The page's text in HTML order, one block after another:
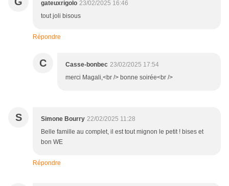
gateuxrigolo 23/02/2025 16:46
tout joli bisous
Répondre
C Casse-bonbec 23/02/2025 17:54
merci Magali,<br /> bonne soirée<br />
S Simone Bourry 22/02/2025 11:28
Belle famille au complet, il est tout mignon le petit ! bises et
bon WE
Répondre